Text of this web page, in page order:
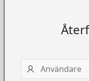
Användare